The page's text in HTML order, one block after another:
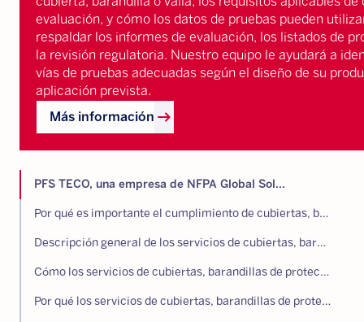
evaluación, y cómo los datos de pruebas pueden
respaldar los informes de evaluación, los listados de
la revisión regulatoria. Nuestro equipo le ayudará a
vías de pruebas adecuadas según el diseño de su
aplicación prevista.
Más información arrow_right_alt
PFS TECO, una empresa de NFPA Global Sol...
Por qué es importante el cumplimiento de cubiertas, barandillas de protección y vallas
Descripción general de los servicios de cubiertas, barandillas de protección y vallas
Cómo los servicios de cubiertas, barandillas de protección y vallas reducen el riesgo y respaldan el cumplimiento
Por qué los servicios de cubiertas, barandillas de protección y vallas de NFPA Global Solutions